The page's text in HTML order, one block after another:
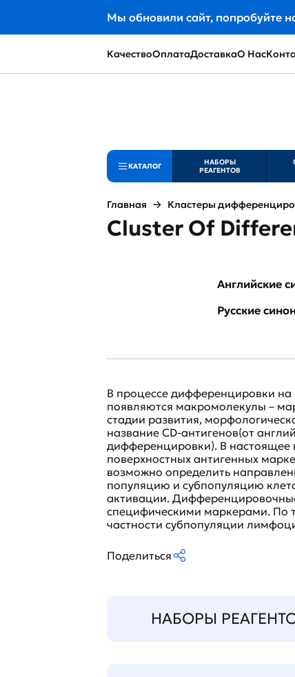
Мы обновили сайт, попробуйте
КачествоОплатаДоставкаО Нас
КАТАЛОГ
НАБОРЫ
РЕАГЕНТОВ
Главная Кластеры
Cluster Of
Английские
Русские
В процессе дифференцировки
появляются макромолекулы –
стадии развития,
название CD-антигенов(от
дифференцировки). В
поверхностных антигенных
возможно определить
популяцию и субпопуляцию
активации.
специфическими маркерами. По
частности субпопуляции
Поделиться
НАБОРЫ